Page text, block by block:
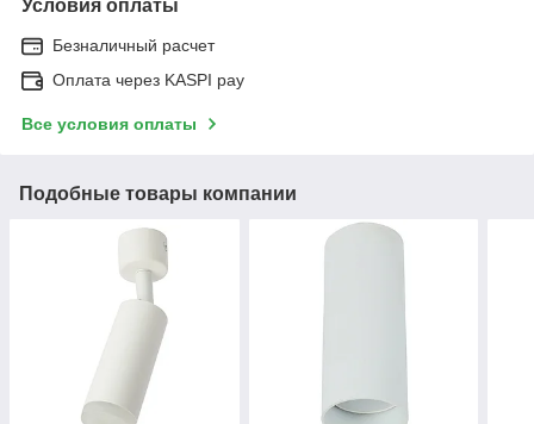
Условия оплаты
Безналичный расчет
Оплата через KASPI pay
Все условия оплаты
Подобные товары компании